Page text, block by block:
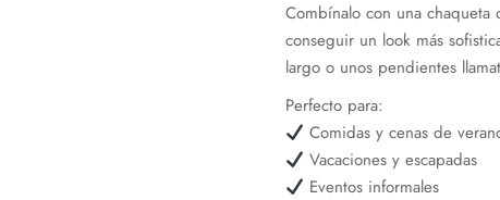
Combínalo con una
conseguir un look más
largo o unos pendientes
Perfecto para:
Comidas y cenas de
Vacaciones y escapadas
Eventos informales